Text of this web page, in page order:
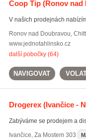
Coop Tip(Ronov nad
V našich prodejnách
Ronov nad Doubravou,
www.jednotahlinsko.cz
další pobočky (64)
NAVIGOVAT
Drogerex(Ivančice -
Zabýváme se prodejem a
Ivančice, Za Mostem 303